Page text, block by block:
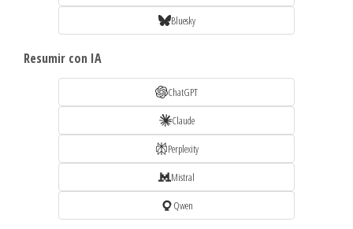
Bluesky
Resumir con IA
ChatGPT
Claude
Perplexity
Mistral
Qwen